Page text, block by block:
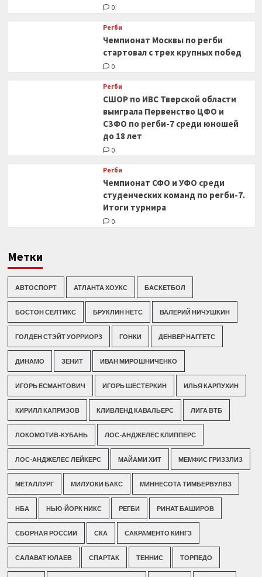
0
Регби
Чемпионат Москвы по регби
стартовал с трех крупных побед
0
Регби
СШОР по ИВС Тверской области
выиграла Первенство ЦФО и
СЗФО по регби-7 среди юношей
до 18 лет
0
Регби
Чемпионат СФО и УФО среди
студенческих команд по регби-7.
Итоги турнира
0
Метки
АВТОСПОРТ АТЛАНТА ХОУКС БАСКЕТБОЛ
БОСТОН СЕЛТИКС БРУКЛИН НЕТС ВАЛЕРИЙ НИЧУШКИН
ГОЛДЕН СТЭЙТ УОРРИОРЗ ГОНКИ ДЕНВЕР НАГГЕТС
ДИНАМО ЗЕНИТ ИВАН МИРОШНИЧЕНКО
ИГОРЬ ЕСМАНТОВИЧ ИГОРЬ ШЕСТЕРКИН ИЛЬЯ КАРПУХИН
КИРИЛЛ КАПРИЗОВ КЛИВЛЕНД КАВАЛЬЕРС ЛИГА ВТБ
ЛОКОМОТИВ-КУБАНЬ ЛОС-АНДЖЕЛЕС КЛИППЕРС
ЛОС-АНДЖЕЛЕС ЛЕЙКЕРС МАЙАМИ ХИТ МЕМФИС ГРИЗЗЛИЗ
МЕТАЛЛУРГ МИЛУОКИ БАКС МИННЕСОТА ТИМБЕРВУЛВЗ
НБА НЬЮ-ЙОРК НИКС РЕГБИ РИНАТ БАШИРОВ
СБОРНАЯ РОССИИ СКА САКРАМЕНТО КИНГЗ
САЛАВАТ ЮЛАЕВ СПАРТАК ТЕННИС ТОРПЕДО